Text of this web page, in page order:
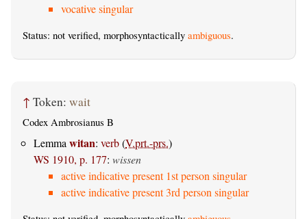
vocative singular
Status: not verified, morphosyntactically ambiguous.
↑ Token: wait
Codex Ambrosianus B
Lemma witan: verb(V.prt.-prs.)
WS 1910, p. 177: wissen
active indicative present 1st person singular
active indicative present 3rd person singular